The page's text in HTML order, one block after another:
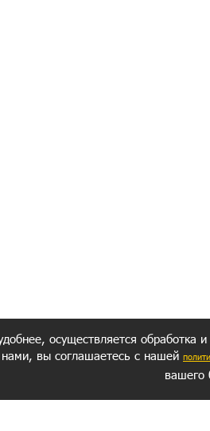
осуществляется обработка
вы соглашаетесь с нашей
вашего